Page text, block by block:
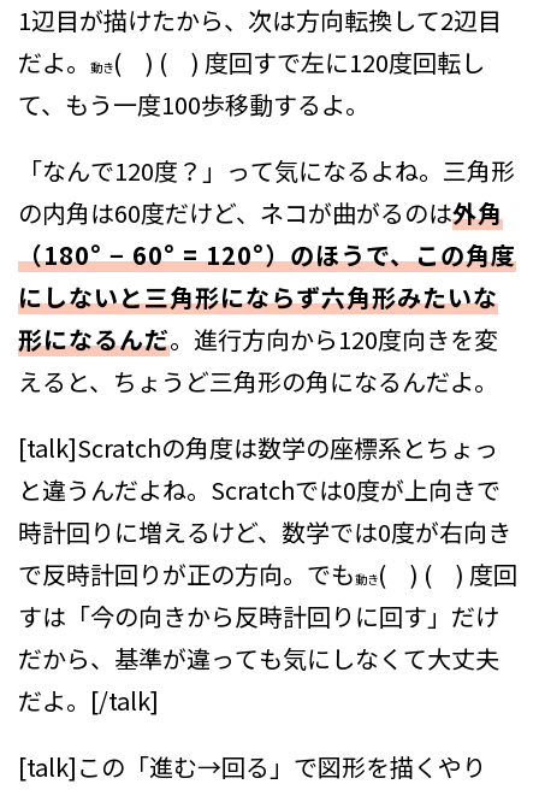
1辺目が描けたから、次は方向転換して2辺目
だよ。
動き( ) ( ) 度回すで左に120度回転し
て、もう一度100歩移動するよ。
「なんで120度？」って気になるよね。三角形
の内角は60度だけど、ネコが曲がるのは外角
（180° − 60° = 120°）のほうで、この角度
にしないと三角形にならず六角形みたいな
形になるんだ。進行方向から120度向きを変
えると、ちょうど三角形の角になるんだよ。
[talk]Scratchの角度は数学の座標系とちょっ
と違うんだよね。Scratchでは0度が上向きで
時計回りに増えるけど、数学では0度が右向き
で反時計回りが正の方向。でも動き( ) ( ) 度回
すは「今の向きから反時計回りに回す」だけ
だから、基準が違っても気にしなくて大丈夫
だよ。[/talk]
[talk]この「進む→回る」で図形を描くやり